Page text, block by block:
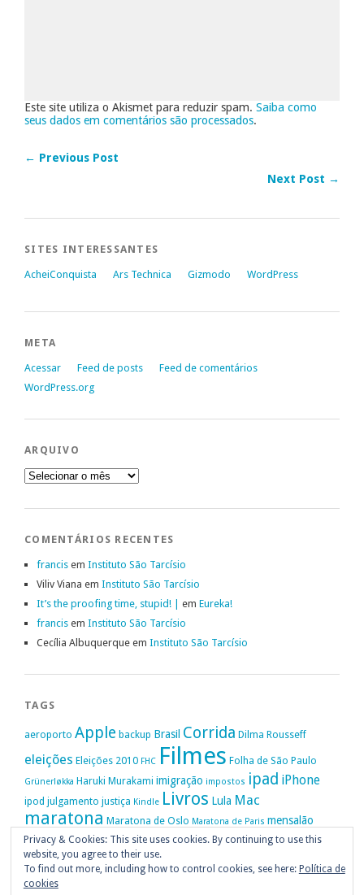
Este site utiliza o Akismet para reduzir spam. Saiba como
seus dados em comentários são processados.
← Previous Post
Next Post →
SITES INTERESSANTES
AcheiConquista Ars Technica Gizmodo WordPress
META
Acessar Feed de posts
Feed de comentários
WordPress.org
ARQUIVO
Arquivo
COMENTÁRIOS RECENTES
francis em Instituto São Tarcísio
Viliv Viana em Instituto São Tarcísio
It’s the proofing time, stupid! | em Eureka!
francis em Instituto São Tarcísio
Cecília Albuquerque em Instituto São Tarcísio
TAGS
aeroporto Apple backup Brasil Corrida Dilma Rousseff
eleições Eleições 2010 FHC Filmes Folha de São Paulo
Grünerløkka Haruki Murakami imigração impostos ipad iPhone
ipod julgamento justiça Kindle Livros Lula Mac
maratona Maratona de Oslo Maratona de Paris mensalão
movimento passe livre música nike Noruega OAB OiOsloPolítica
Portugal Privacidade protestos PT
Vitória da Conquista
Privacy & Cookies: This site uses cookies. By continuing to use this
website, you agree to their use.
To find out more, including how to control cookies, see here: Política de
cookies